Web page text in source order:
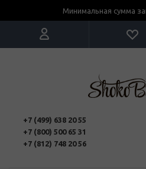
Минимальная сумма
+7 (499) 638 20 55
+7 (800) 500 65 31
+7 (812) 748 20 56